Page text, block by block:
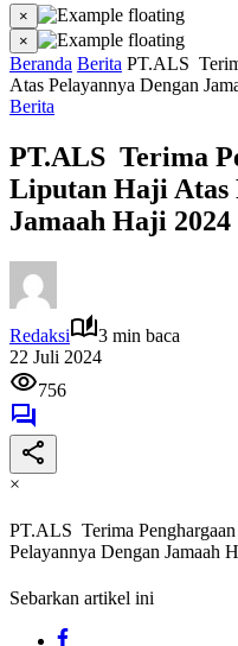
×
×
Beranda Berita PT.ALS
Atas Pelayannya Dengan
Berita
PT.ALS Terima
Liputan Haji Atas
Jamaah Haji 2024
Redaksi
3 min baca
22 Juli 2024
756
×
PT.ALS Terima
Pelayannya Dengan Jamaah
Sebarkan artikel ini